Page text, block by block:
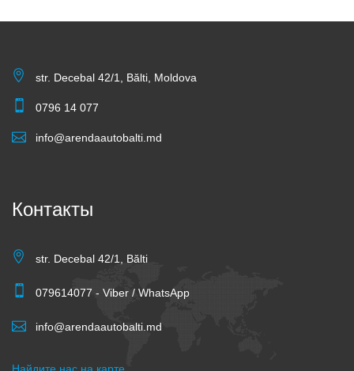
str. Decebal 42/1, Bălti, Moldova
0796 14 077
info@arendaautobalti.md
Контакты
str. Decebal 42/1, Bălti
079614077 - Viber / WhatsApp
info@arendaautobalti.md
Найдите нас на карте